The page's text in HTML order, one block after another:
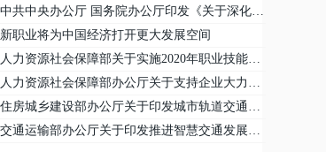
中共中央办公厅 国务院办公厅印发《关于深化现代职业教育体系建设改革的意见》
新职业将为中国经济打开更大发展空间
人力资源社会保障部关于实施2020年职业技能提升攻坚行动的通知
人力资源社会保障部办公厅关于支持企业大力开展技能人才评价工作的通知
住房城乡建设部办公厅关于印发城市轨道交通工程BIM应用指南的通知
交通运输部办公厅关于印发推进智慧交通发展行动计划（2017-2020年）的通知